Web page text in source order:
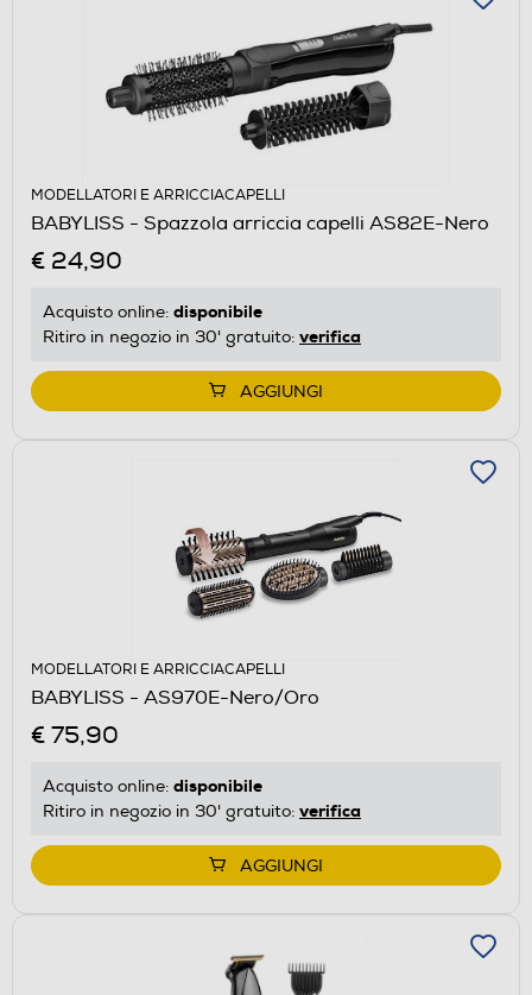
MODELLATORI E ARRICCIACAPELLI
BABYLISS - Spazzola arriccia capelli AS82E-Nero
€ 24,90
Acquisto online: disponibile
Ritiro in negozio in 30' gratuito: verifica
AGGIUNGI
MODELLATORI E ARRICCIACAPELLI
BABYLISS - AS970E-Nero/Oro
€ 75,90
Acquisto online: disponibile
Ritiro in negozio in 30' gratuito: verifica
AGGIUNGI